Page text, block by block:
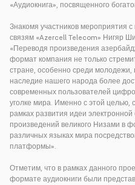
«Аудиокнига», посвященного
Знакомя участников мероприятия
связям «Azercell Telecom» Нигяр
«Переводя произведения
формат компания не только
стране, особенно среди молодежи,
наследие нашего народа более
современных пользователей
уголке мира. Именно с этой
рамках развития идеи
произведений великого Низами в
различных языках мира
платформы».
Отметим, что в рамках данного
формате аудиокниги были